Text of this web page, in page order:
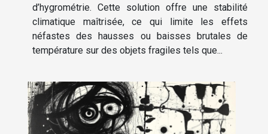
d’hygrométrie. Cette solution offre une stabilité
climatique maîtrisée, ce qui limite les effets
néfastes des hausses ou baisses brutales de
température sur des objets fragiles tels que...